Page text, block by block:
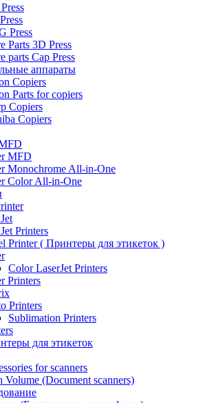
Press
Parts 3D Press
parts Cap Press
аппараты
Copiers
Parts for copiers
Copiers
Copiers
MFD
Monochrome All-in-One
Color All-in-One
Printers
Printer ( Принтеры для этикеток )
Color LaserJet Printers
Printers
Printers
Sublimation Printers
для этикеток
for scanners
Volume (Document scanners)